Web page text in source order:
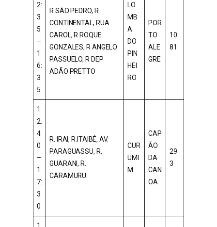
2:
3
5
–
1
6:
3
5
R SÃO PEDRO, R
CONTINENTAL, RUA
CAROL, R ROQUE
GONZALES, R ANGELO
PASSUELO, R DEP
ADÃO PRETTO
LO
MB
A
DO
PIN
HEI
RO
POR
TO
ALE
GRE
10
81
1
2:
4
0
–
1
7:
3
0
R. IRAI, R.ITAIBÉ, AV.
PARAGUASSU, R.
GUARANI, R.
CARAMURU.
CUR
UMI
M
CAP
ÃO
DA
CAN
OA
29
3